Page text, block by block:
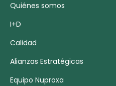
Quiénes somos
I+D
Calidad
Alianzas Estratégicas
Equipo Nuproxa